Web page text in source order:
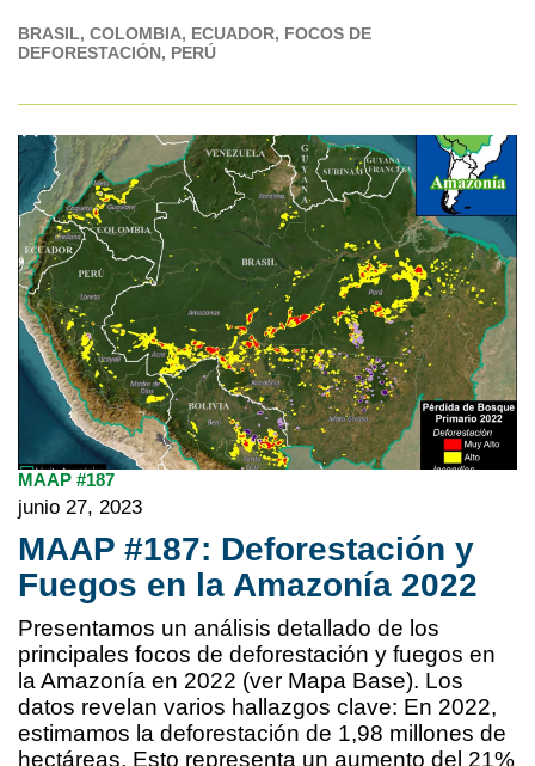
BRASIL COLOMBIA ECUADOR FOCOS DE
DEFORESTACIÓN PERÚ
MAAP #187
junio 27, 2023
MAAP #187: Deforestación y
Fuegos en la Amazonía 2022
Presentamos un análisis detallado de los
principales focos de deforestación y fuegos en
la Amazonía en 2022 (ver Mapa Base). Los
datos revelan varios hallazgos clave: En 2022,
estimamos la deforestación de 1,98 millones de
hectáreas. Esto representa un aumento del 21%